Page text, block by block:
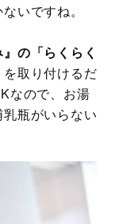
いですね。
』の「らくらく
取り付けるだ
なので、お湯
瓶がいらない